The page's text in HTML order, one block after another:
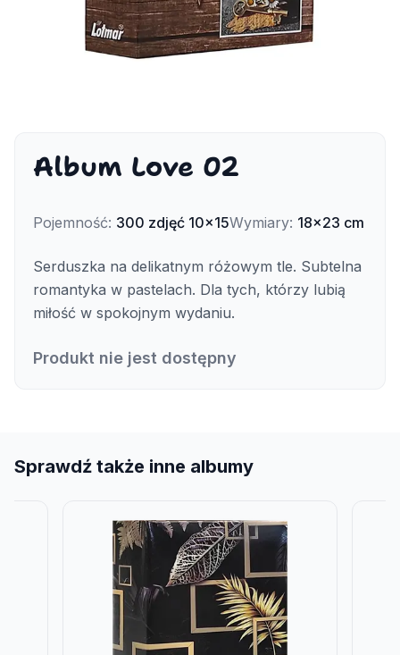
Album Love 02
Pojemność: 300 zdjęć 10x15Wymiary: 18x23 cm
Serduszka na delikatnym różowym tle. Subtelna
romantyka w pastelach. Dla tych, którzy lubią
miłość w spokojnym wydaniu.
Produkt nie jest dostępny
Sprawdź także inne albumy